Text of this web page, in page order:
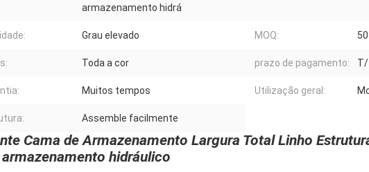
armazenamento hidrá
Grau elevado MOQ:
Toda a cor prazo de pagamento: T/
Muitos tempos Utilização geral:
Assemble facilmente
Cama de Armazenamento Largura Total Linho
hidráulico